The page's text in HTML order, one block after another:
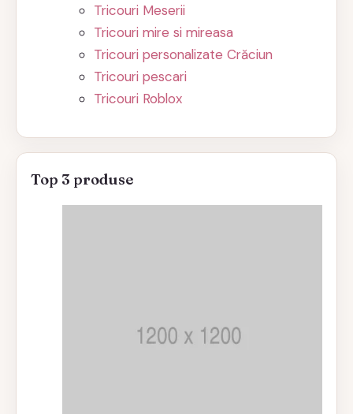
Tricouri Meserii
Tricouri mire si mireasa
Tricouri personalizate Crăciun
Tricouri pescari
Tricouri Roblox
Top 3 produse